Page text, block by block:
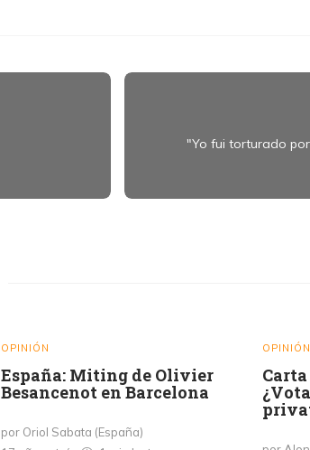
"Yo fui torturado
OPINIÓN
España: Miting de Olivier
Besancenot en Barcelona
por Oriol Sabata (España)
OPINIÓN